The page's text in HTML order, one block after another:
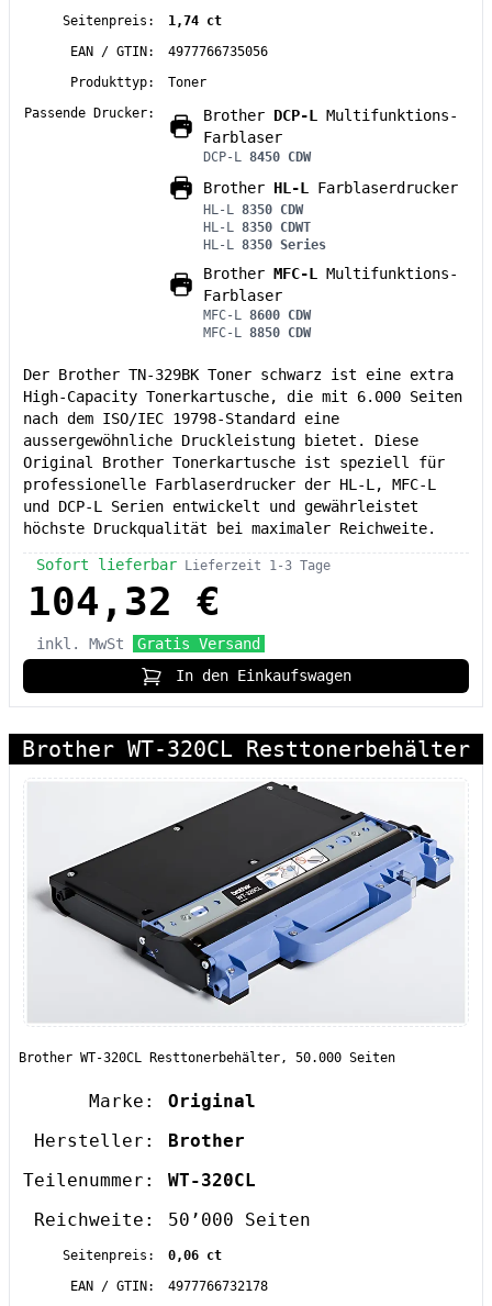
Seitenpreis:
1,74 ct
EAN / GTIN:
4977766735056
Produkttyp:
Toner
Passende Drucker:
Brother DCP-L Multifunktions-
Farblaser
DCP-L 8450 CDW
Brother HL-L Farblaserdrucker
HL-L 8350 CDW
HL-L 8350 CDWT
HL-L 8350 Series
Brother MFC-L Multifunktions-
Farblaser
MFC-L 8600 CDW
MFC-L 8850 CDW
Der Brother TN-329BK Toner schwarz ist eine extra
High-Capacity Tonerkartusche, die mit 6.000 Seiten
nach dem ISO/IEC 19798-Standard eine
aussergewöhnliche Druckleistung bietet. Diese
Original Brother Tonerkartusche ist speziell für
professionelle Farblaserdrucker der HL-L, MFC-L
und DCP-L Serien entwickelt und gewährleistet
höchste Druckqualität bei maximaler Reichweite.
Sofort lieferbar Lieferzeit 1-3 Tage
104,32 €
inkl. MwSt
Gratis Versand
In den Einkaufswagen
Brother WT-320CL Resttonerbehälter
Brother WT-320CL Resttonerbehälter, 50.000 Seiten
Marke:
Original
Hersteller:
Brother
Teilenummer:
WT-320CL
Reichweite:
50’000 Seiten
Seitenpreis:
0,06 ct
EAN / GTIN:
4977766732178